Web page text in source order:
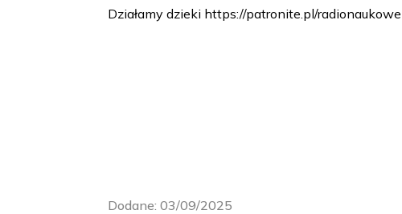
Działamy dzieki https://patronite.pl/
Dodane: 03/09/2025